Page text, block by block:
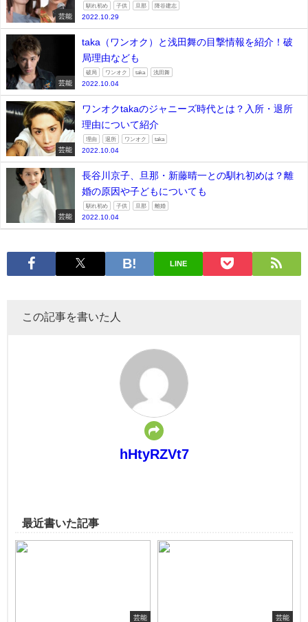
芸能
馴れ初め 子供 旦那 降谷建志
2022.10.29
芸能
taka（ワンオク）と浅田舞の目撃情報を紹介！破
局理由なども
破局 ワンオク taka 浅田舞
2022.10.04
芸能
ワンオクtakaのジャニーズ時代とは？入所・退所
理由について紹介
理由 退所 ワンオク taka
2022.10.04
芸能
長谷川京子、旦那・新藤晴一との馴れ初めは？離
婚の原因や子どもについても
馴れ初め 子供 旦那 離婚
2022.10.04
LINE
この記事を書いた人
hHtyRZVt7
最近書いた記事
芸能 芸能